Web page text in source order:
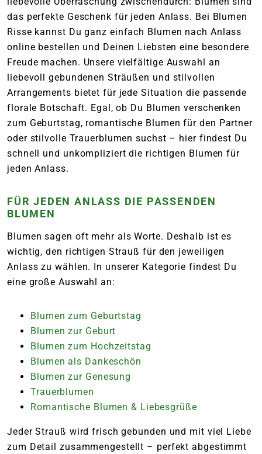
das perfekte Geschenk für jeden Anlass. Bei Blumen
Risse kannst Du ganz einfach Blumen nach Anlass
online bestellen und Deinen Liebsten eine besondere
Freude machen. Unsere vielfältige Auswahl an
liebevoll gebundenen Sträußen und stilvollen
Arrangements bietet für jede Situation die passende
florale Botschaft. Egal, ob Du Blumen verschenken
zum Geburtstag, romantische Blumen für den Partner
oder stilvolle Trauerblumen suchst – hier findest Du
schnell und unkompliziert die richtigen Blumen für
jeden Anlass.
FÜR JEDEN ANLASS DIE PASSENDEN
BLUMEN
Blumen sagen oft mehr als Worte. Deshalb ist es
wichtig, den richtigen Strauß für den jeweiligen
Anlass zu wählen. In unserer Kategorie findest Du
eine große Auswahl an:
Blumen zum Geburtstag
Blumen zur Geburt
Blumen zum Hochzeitstag
Blumen als Dankeschön
Blumen zur Genesung
Trauerblumen
Romantische Blumen & Liebesgrüße
Jeder Strauß wird frisch gebunden und mit viel Liebe
zum Detail zusammengestellt – perfekt abgestimmt